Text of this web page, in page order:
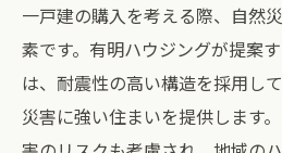
一戸建の購入を考える際、自然
素です。有明ハウジングが提案
は、耐震性の高い構造を採用し
災害に強い住まいを提供します